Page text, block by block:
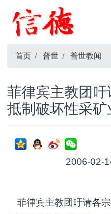
首页 普世 普世教闻
菲律宾主教团吁
抵制破坏性采矿
2006-02-
菲律宾主教团吁请各